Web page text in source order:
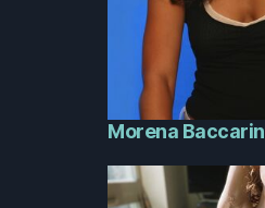
Morena Baccarin